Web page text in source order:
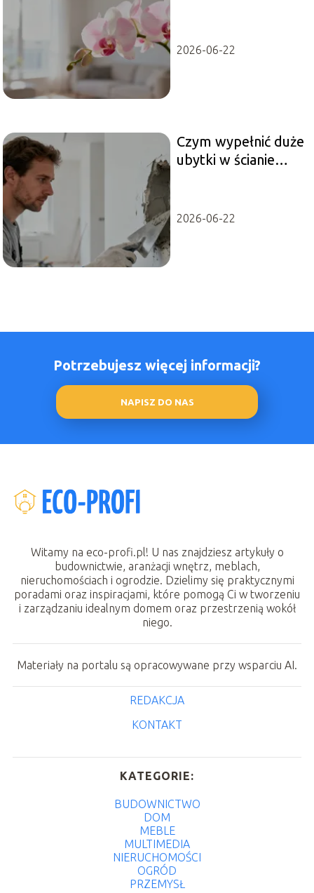
2026-06-22
Czym wypełnić duże
ubytki w ścianie
poradnik
2026-06-22
Potrzebujesz więcej informacji?
NAPISZ DO NAS
Witamy na eco-profi.pl! U nas znajdziesz artykuły o
budownictwie, aranżacji wnętrz, meblach,
nieruchomościach i ogrodzie. Dzielimy się praktycznymi
poradami oraz inspiracjami, które pomogą Ci w tworzeniu
i zarządzaniu idealnym domem oraz przestrzenią wokół
niego.
Materiały na portalu są opracowywane przy wsparciu AI.
REDAKCJA
KONTAKT
KATEGORIE:
BUDOWNICTWO
DOM
MEBLE
MULTIMEDIA
NIERUCHOMOŚCI
OGRÓD
PRZEMYSŁ